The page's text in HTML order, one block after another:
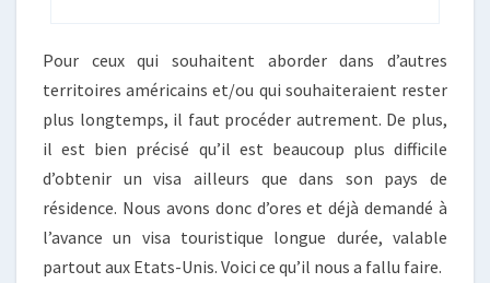
Pour ceux qui souhaitent aborder dans d’autres
territoires américains et/ou qui souhaiteraient rester
plus longtemps, il faut procéder autrement. De plus,
il est bien précisé qu’il est beaucoup plus difficile
d’obtenir un visa ailleurs que dans son pays de
résidence. Nous avons donc d’ores et déjà demandé à
l’avance un visa touristique longue durée, valable
partout aux Etats-Unis. Voici ce qu’il nous a fallu faire.